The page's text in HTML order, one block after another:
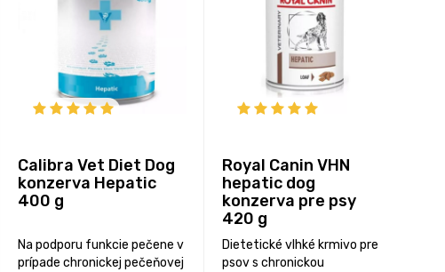
Calibra Vet Diet Dog
konzerva Hepatic
400 g
Na podporu funkcie pečene v
prípade chronickej pečeňovej
Royal Canin VHN
hepatic dog
konzerva pre psy
420 g
Dietetické vlhké krmivo pre
psov s chronickou